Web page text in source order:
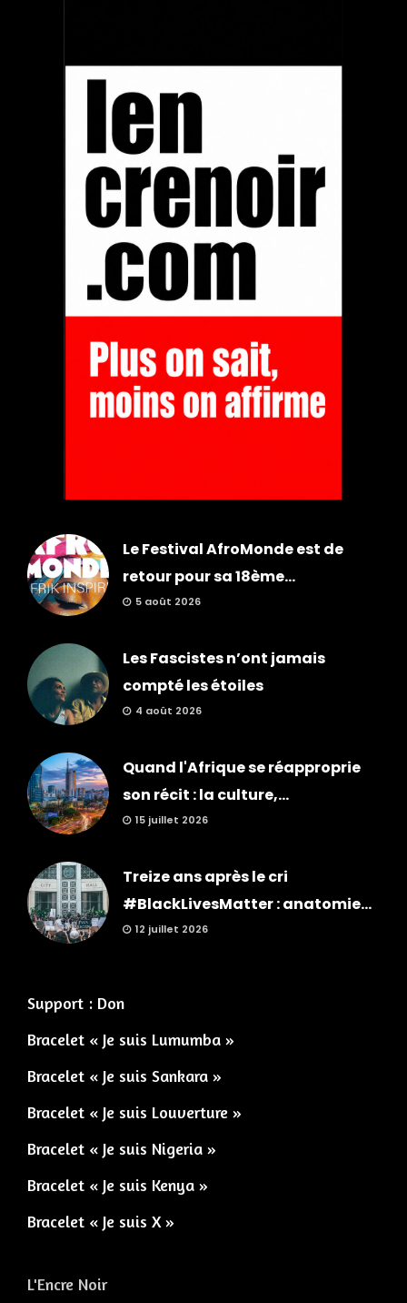
Le Festival AfroMonde est de
retour pour sa 18ème...
5 août 2026
Les Fascistes n’ont jamais
compté les étoiles
4 août 2026
Quand l'Afrique se réapproprie
son récit : la culture,...
15 juillet 2026
Treize ans après le cri
#BlackLivesMatter : anatomie...
12 juillet 2026
Support : Don
Bracelet « Je suis Lumumba »
Bracelet « Je suis Sankara »
Bracelet « Je suis Louverture »
Bracelet « Je suis Nigeria »
Bracelet « Je suis Kenya »
Bracelet « Je suis X »
L'Encre Noir